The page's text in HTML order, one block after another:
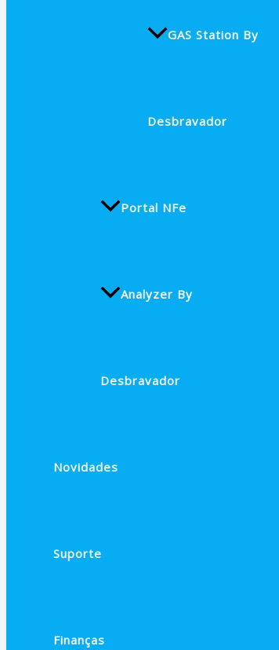
GAS Station By
Desbravador
Portal NFe
Analyzer By
Desbravador
Novidades
Suporte
Finanças